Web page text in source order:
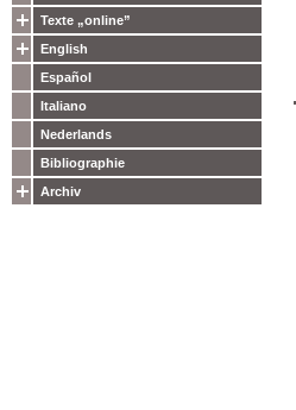
Texte „online”
English
Español
Italiano
Nederlands
Bibliographie
Archiv